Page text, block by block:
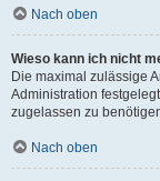
Nach oben
Wieso kann ich nicht
Die maximal zulässige
Administration
zugelassen zu
Nach oben